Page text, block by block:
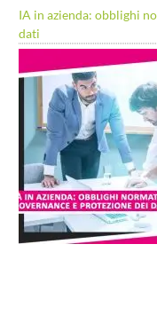
IA in azienda: obblighi
dati